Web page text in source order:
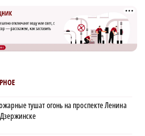
тушат огонь на проспекте Ленина